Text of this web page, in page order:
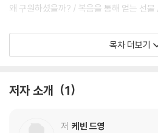
왜 구원하셨을까? / 복음을 통해 얻는 선물
3. 경건의 유형
이미 얻었고 계속 성장한다 / 천박한 모방 /
율법이 아직도 유효한가? / 율법의 은혜 /
목차 더보기
저자 소개 1
저 케빈 드영